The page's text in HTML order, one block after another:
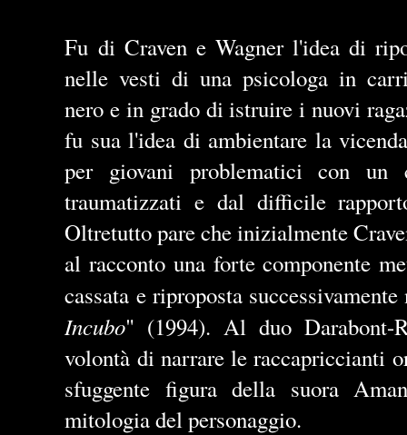
Fu di Craven e Wagner l'idea di
nelle vesti di una psicologa in
nero e in grado di istruire i nuovi
fu sua l'idea di ambientare la
per giovani problematici con un
traumatizzati e dal difficile
Oltretutto pare che inizialmente
al racconto una forte componente
cassata e riproposta
Incubo" (1994). Al duo Darabont-
volontà di narrare le raccapriccianti
sfuggente figura della suora
mitologia del personaggio.